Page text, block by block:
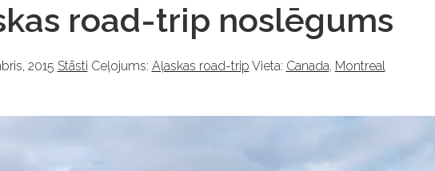
road-trip noslēgums
2015 Stāsti Ceļojums: Aļaskas road-trip Vieta: Canada, Montreal